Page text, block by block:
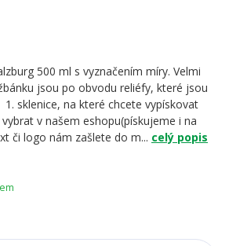
500 ml s vyznačením míry. Velmi
jsou po obvodu reliéfy, které jsou
sklenice, na které chcete vypískovat
v našem eshopu(pískujeme i na
či logo nám zašlete do m... celý popis